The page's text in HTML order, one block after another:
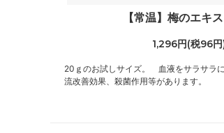
【常温】梅のエ
1,296円(税96円
20ｇのお試しサイズ。 血液をサラサラ
流改善効果、殺菌作用等があります。